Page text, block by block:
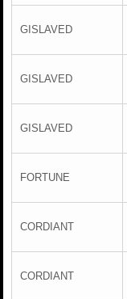
GISLAVED
GISLAVED
GISLAVED
FORTUNE
CORDIANT
CORDIANT